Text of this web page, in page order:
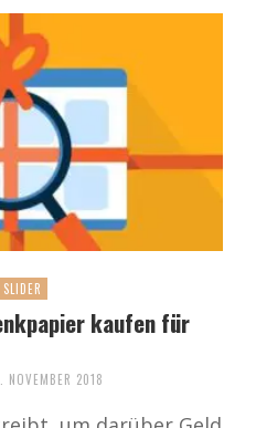
SLIDER
kaufen für
NOVEMBER 2018